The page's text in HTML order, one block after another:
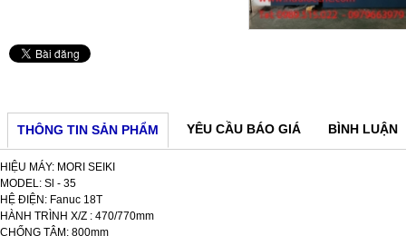
THÔNG TIN SẢN PHẨM YÊU CẦU BÁO GIÁ BÌNH LUẬN
HIỆU MÁY: MORI SEIKI
MODEL: Sl - 35
HỆ ĐIỆN: Fanuc 18T
HÀNH TRÌNH X/Z : 470/770mm
CHỐNG TÂM: 800mm